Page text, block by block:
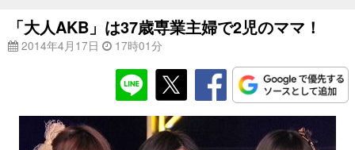
「大人AKB」は37歳専業主婦で2児のママ！
2014年4月17日 17時01分